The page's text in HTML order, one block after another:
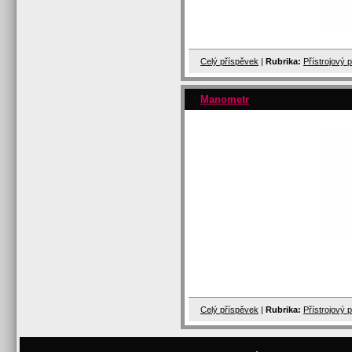
Celý příspěvek | Rubrika: Přístrojový
Manometr
Celý příspěvek | Rubrika: Přístrojový